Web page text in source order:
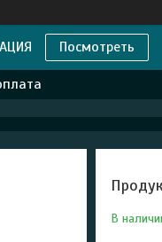
Посмотреть
В